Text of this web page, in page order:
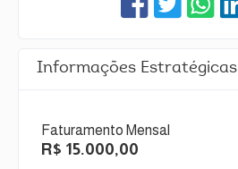
Informações Estratégicas
Faturamento Mensal
R$ 15.000,00